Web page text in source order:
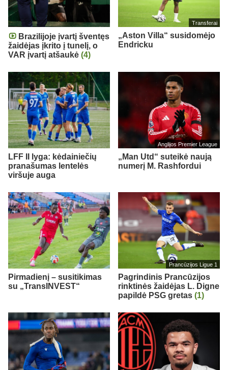
Brazilijoje įvartį šventęs
žaidėjas įkrito į tunelį, o
VAR įvartį atšaukė (4)
Transferai
„Aston Villa“ susidomėjo
Endricku
LFF II lyga: kėdainiečių
pranašumas lentelės
viršuje auga
Anglijos Premier League
„Man Utd“ suteikė naują
numerį M. Rashfordui
Pirmadienį – susitikimas
su „TransINVEST“
Prancūzijos Ligue 1
Pagrindinis Prancūzijos
rinktinės žaidėjas L. Digne
papildė PSG gretas (1)